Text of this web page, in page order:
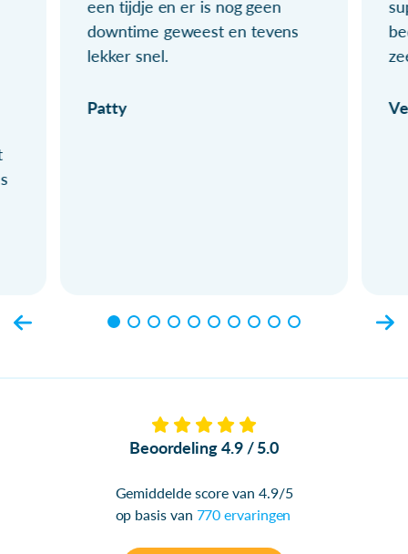
een tijdje en er is nog geen
downtime geweest en tevens
lekker snel.
Patty
Beoordeling 4.9 / 5.0
Gemiddelde score van 4.9/5
op basis van 770 ervaringen